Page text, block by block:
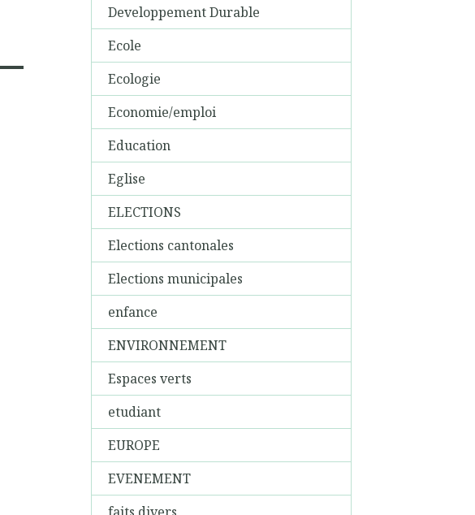
Developpement Durable
Ecole
Ecologie
Economie/emploi
Education
Eglise
ELECTIONS
Elections cantonales
Elections municipales
enfance
ENVIRONNEMENT
Espaces verts
etudiant
EUROPE
EVENEMENT
faits divers